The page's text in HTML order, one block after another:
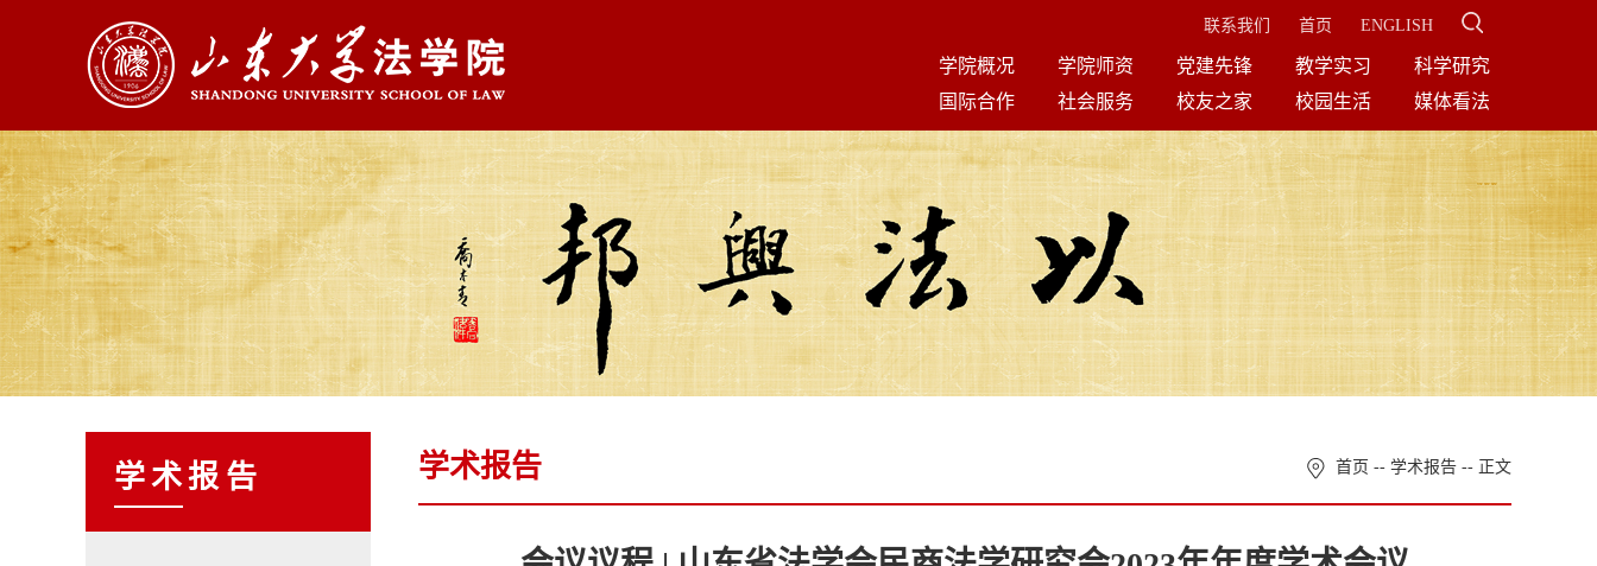
联系我们 首页 ENGLISH
学院概况 学院师资 党建先锋 教学实习
科学研究
国际合作
社会服务 校友之家 校园生活 媒体看法
学术报告 学术报告 首页 -- 学术报告 -- 正文